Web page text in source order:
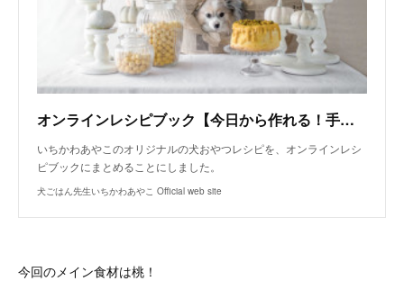
オンラインレシピブック【今日から作れる！手作り犬おやつレシピ】
いちかわあやこのオリジナルの犬おやつレシピを、オンラインレシ
ピブックにまとめることにしました。
犬ごはん先生いちかわあやこ Official web site
今回のメイン食材は桃！